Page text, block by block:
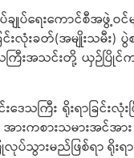
ရေးကောင်စီအဖွဲ့ဝင်မျ
င်းလုံးခတ်(အမျိုးသမီး
ကြီးအသင်းတို့ ယှဉ်ပြိုင်က
ဒေသကြီး ရိုးရာခြင်း
အားကစားသမားအင်အာ
ြုလုပ်သွားမည်ဖြစ်ရာ